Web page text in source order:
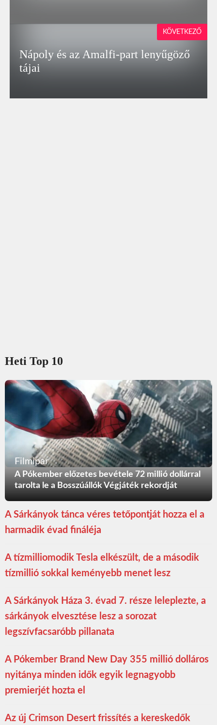
Nápoly és az Amalfi-part lenyűgöző
tájai
KÖVETKEZŐ
Heti Top 10
Filmipar
A Pókember előzetes bevétele 72 millió dollárral
tarolta le a Bosszúállók Végjáték rekordját
A Sárkányok tánca véres tetőpontját hozza el a
harmadik évad fináléja
A tízmilliomodik Tesla elkészült, de a második
tízmillió sokkal keményebb menet lesz
A Sárkányok Háza 3. évad 7. része leleplezte, a
sárkányok elvesztése lesz a sorozat
legszívfacsaróbb pillanata
A Pókember Brand New Day 355 millió dolláros
nyitánya minden idők egyik legnagyobb
premierjét hozta el
Az új Crimson Desert frissítés a kereskedők